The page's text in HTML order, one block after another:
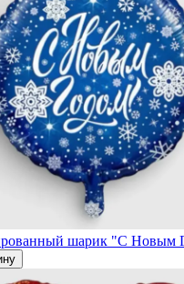
шарик "С Новым